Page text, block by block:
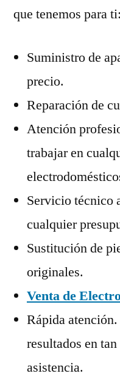
que tenemos para ti:
Suministro de
precio.
Reparación de
Atención
trabajar en
Servicio técnico
cualquier
Sustitución de
originales.
Venta de
Rápida
resultados en
asistencia.